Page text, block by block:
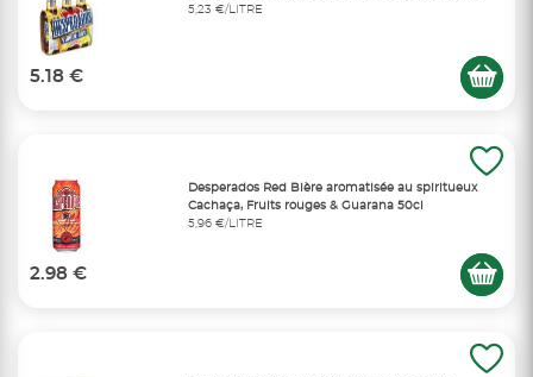
5,23 €/LITRE
5.18 €
Desperados Red Bière aromatisée au spiritueux
Cachaça, Fruits rouges & Guarana 50cl
5,96 €/LITRE
2.98 €